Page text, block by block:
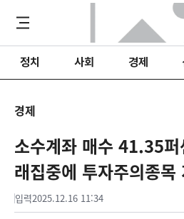
정치 사회 경제
경제
소수계좌 매수 41.35
래집중에 투자주의종목
입력2025.12.16 11:34